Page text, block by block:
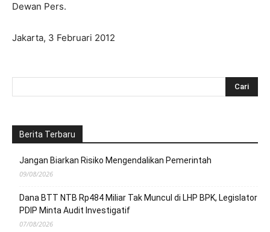
Dewan Pers.
Jakarta, 3 Februari 2012
Berita Terbaru
Jangan Biarkan Risiko Mengendalikan Pemerintah
09/08/2026
Dana BTT NTB Rp484 Miliar Tak Muncul di LHP BPK, Legislator
PDIP Minta Audit Investigatif
07/08/2026